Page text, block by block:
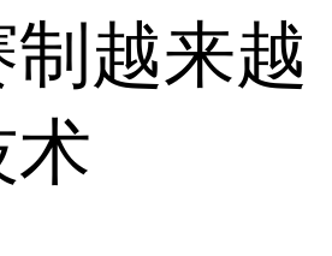
越来越
术